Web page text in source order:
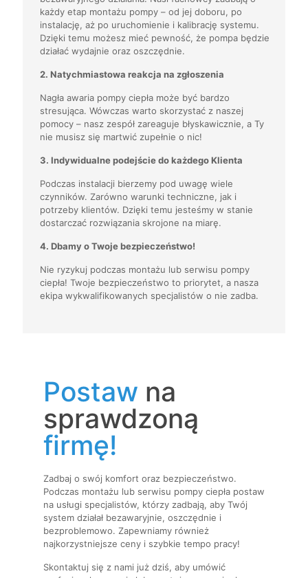
każdy etap montażu pompy – od jej doboru, po
instalację, aż po uruchomienie i kalibrację systemu.
Dzięki temu możesz mieć pewność, że pompa będzie
działać wydajnie oraz oszczędnie.
2. Natychmiastowa reakcja na zgłoszenia
Nagła awaria pompy ciepła może być bardzo
stresująca. Wówczas warto skorzystać z naszej
pomocy – nasz zespół zareaguje błyskawicznie, a Ty
nie musisz się martwić zupełnie o nic!
3. Indywidualne podejście do każdego Klienta
Podczas instalacji bierzemy pod uwagę wiele
czynników. Zarówno warunki techniczne, jak i
potrzeby klientów. Dzięki temu jesteśmy w stanie
dostarczać rozwiązania skrojone na miarę.
4. Dbamy o Twoje bezpieczeństwo!
Nie ryzykuj podczas montażu lub serwisu pompy
ciepła! Twoje bezpieczeństwo to priorytet, a nasza
ekipa wykwalifikowanych specjalistów o nie zadba.
Postaw na
sprawdzoną
firmę!
Zadbaj o swój komfort oraz bezpieczeństwo.
Podczas montażu lub serwisu pompy ciepła postaw
na usługi specjalistów, którzy zadbają, aby Twój
system działał bezawaryjnie, oszczędnie i
bezproblemowo. Zapewniamy również
najkorzystniejsze ceny i szybkie tempo pracy!
Skontaktuj się z nami już dziś, aby umówić